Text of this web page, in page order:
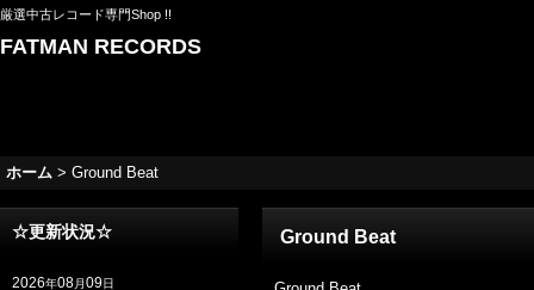
厳選中古レコード専門Shop !!
FATMAN RECORDS
ホーム > Ground Beat
☆更新状況☆
2026年08月09日
Ground Beat